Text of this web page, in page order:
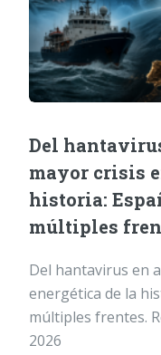
Del
mayor crisis
historia:
múltiples
Del hantavirus en
energética de la
múltiples frentes.
2026